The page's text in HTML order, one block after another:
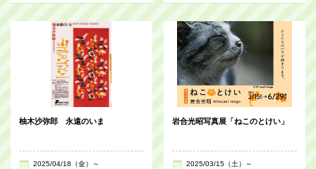
柚木沙弥郎 永遠のいま
2025/04/18（金）～
岩合光昭写真展「ねこのとけい」
2025/03/15（土）～